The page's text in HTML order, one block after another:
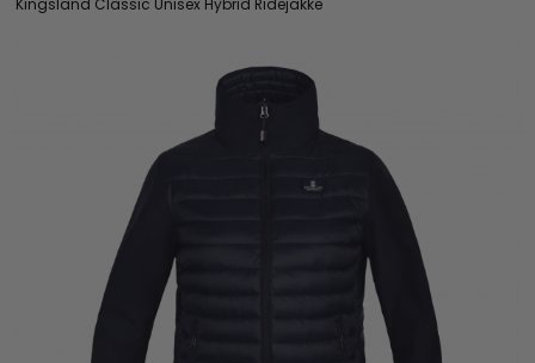
Kingsland Classic Unisex Hybrid Ridejakke